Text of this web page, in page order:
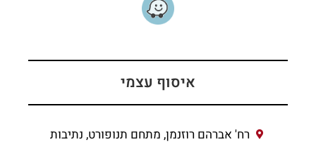
איסוף עצמי
רח' אברהם רוזנמן, מתחם תנופורט, נתיבות